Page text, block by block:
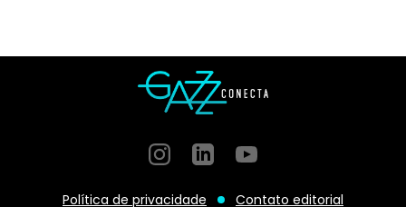
InstagramGitHubGitHub
Política de privacidade Contato editorial